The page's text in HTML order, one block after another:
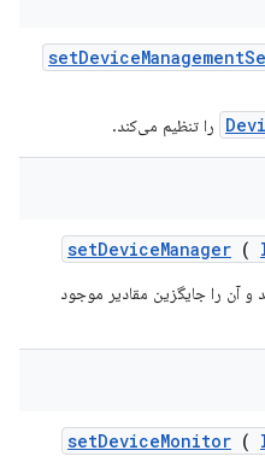
setDeviceManagement
را تنظیم می‌کند.
setDeviceManager (
و آن را جایگزین مقادیر موجود
setDeviceMonitor (